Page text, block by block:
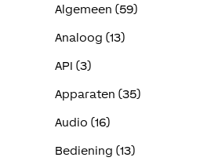
Algemeen (59)
Analoog (13)
API (3)
Apparaten (35)
Audio (16)
Bediening (13)